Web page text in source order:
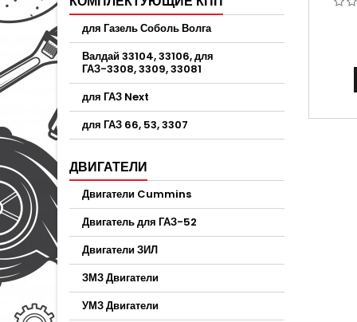
для Газель Соболь Волга
Валдай 33104, 33106, для
ГАЗ-3308, 3309, 33081
для ГАЗ Next
для ГАЗ 66, 53, 3307
ДВИГАТЕЛИ
Двигатели Cummins
Двигатель для ГАЗ-52
Двигатели ЗИЛ
ЗМЗ Двигатели
УМЗ Двигатели